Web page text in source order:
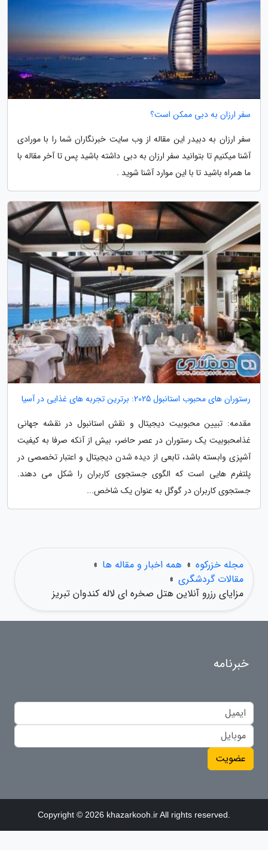
سفر ارزان به دبی ممکن است؟
سفر ارزان به دبیدر این مقاله از وب سایت خبرنگاران شما را با مورادی
آشنا میکنیم تا بتوانید سفر ارزان به دبی داشته باشید پس تا آخر مقاله با
ما همراه باشید تا با این موارد آشنا شوید .
رستوران های محبوب استانبول 2025: برترین تجربه های غذایی در آسیا
مقدمه: تبیین محبوبیت دیجیتال و نقش استانبول در نقشه جهانی
غذامحبوبیت یک رستوران در عصر حاضر، بیش از آنکه صرفا به کیفیت
آشپزی وابسته باشد، تابعی از دیده شدن دیجیتال و اعتبار تخصصی در
پلتفرم هایی است که الگوی جستجوی کاربران را شکل می دهند.
جستجوی کاربران در گوگل به عنوان یک شاخص...
مجله خزرکوه » همه اخبار و مقاله ها »
مقالات گردشگری »
مزایای رزرو آنلاین هتل صخره ای لاله کندوان تبریز
خبرنامه
عضویت
Copyright © 2026 khazarkooh.ir All rights reserved.